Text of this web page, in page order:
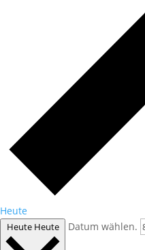
Heute
Heute Heute Datum wählen.